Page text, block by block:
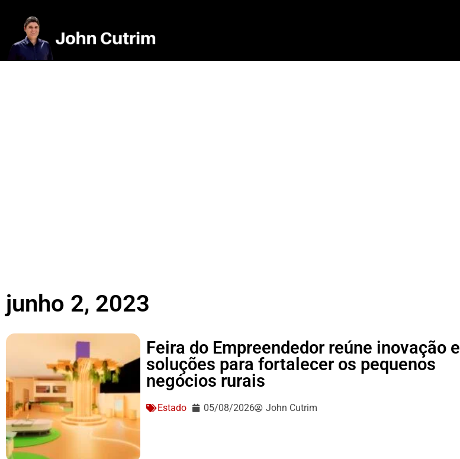
junho 2, 2023
Feira do Empreendedor reúne inovação e
soluções para fortalecer os pequenos
negócios rurais
Estado 05/08/2026 John Cutrim